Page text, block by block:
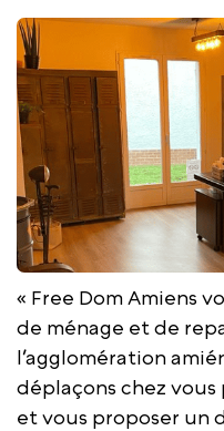
« Free Dom Amiens
de ménage et de
l’agglomération
déplaçons chez vous
et vous proposer un